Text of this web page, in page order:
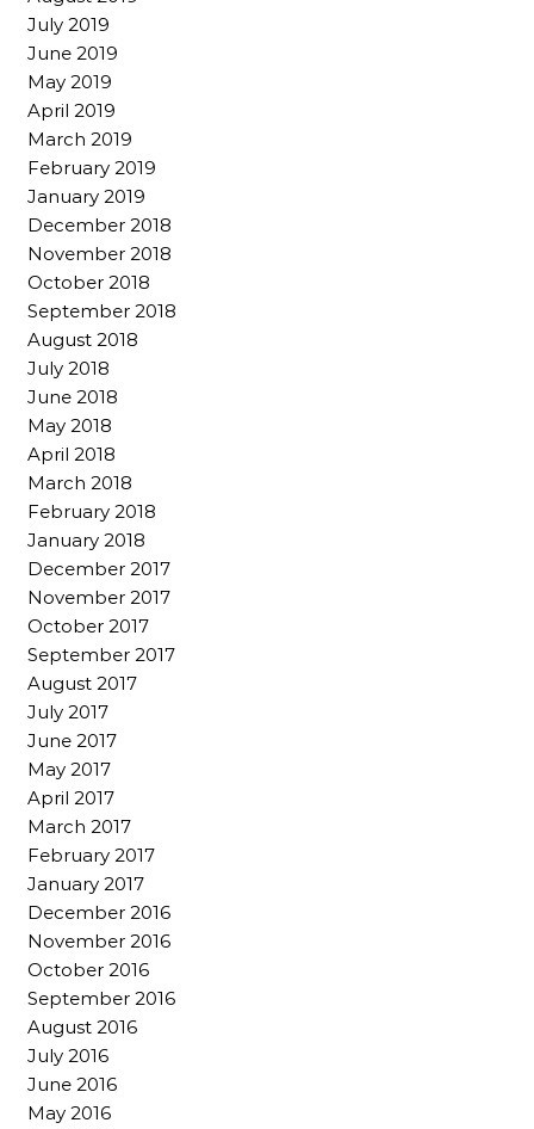
July 2019
June 2019
May 2019
April 2019
March 2019
February 2019
January 2019
December 2018
November 2018
October 2018
September 2018
August 2018
July 2018
June 2018
May 2018
April 2018
March 2018
February 2018
January 2018
December 2017
November 2017
October 2017
September 2017
August 2017
July 2017
June 2017
May 2017
April 2017
March 2017
February 2017
January 2017
December 2016
November 2016
October 2016
September 2016
August 2016
July 2016
June 2016
May 2016